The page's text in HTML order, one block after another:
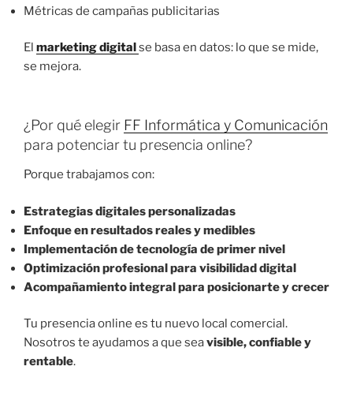
Métricas de campañas publicitarias
El marketing digitalse basa en datos: lo que se mide,
se mejora.
¿Por qué elegir FF Informática y Comunicación
para potenciar tu presencia online?
Porque trabajamos con:
Estrategias digitales personalizadas
Enfoque en resultados reales y medibles
Implementación de tecnología de primer nivel
Optimización profesional para visibilidad digital
Acompañamiento integral para posicionarte y crecer
Tu presencia online es tu nuevo local comercial.
Nosotros te ayudamos a que seavisible, confiable y
rentable.